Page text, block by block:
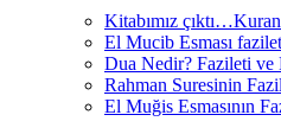
Kitabımız
El Mucib Esması fazilet
Dua Nedir? Fazileti ve
Rahman Suresinin
El Muğis Esmasının